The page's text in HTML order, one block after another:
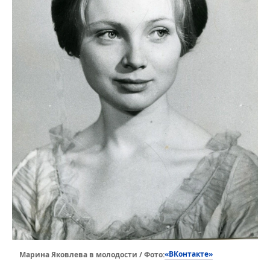
Марина Яковлева в молодости / Фото:«ВКонтакте»